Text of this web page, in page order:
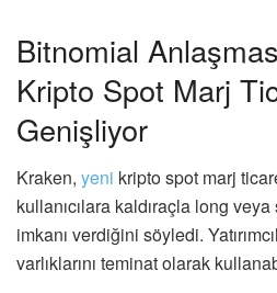
Bitnomial
Kripto Spot Marj
Genişliyor
Kraken, yeni kripto spot marj
kullanıcılara kaldıraçla long
imkanı verdiğini söyledi.
varlıklarını teminat olarak